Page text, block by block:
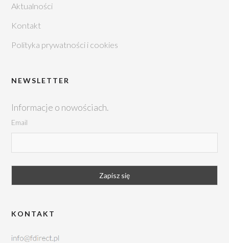
Aktualności
Kontakt
Polityka prywatności i cookies
NEWSLETTER
Informacje o nowościach.
Email
KONTAKT